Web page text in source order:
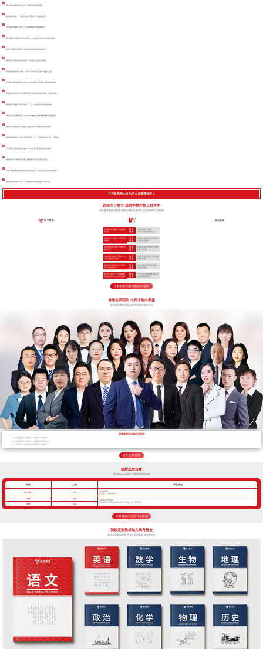
眉山复读报名条件是什么？过来人带你逐条梳理
南充高考复读：一位家长陪女儿再战一年的真实经历
学大复读效果好不好？一位高考失利生的真实转变
眉山复读学校联系方式怎么找？2026年高三复读生的提分真相
四川3万复读学校推荐：如何选对机构实现高效提分？
绵阳高考复读学校如何选择？单科提分关键点全解析
阿坝复读机构排名更新，汶川马尔康高三复读班到底怎么选
泸州民办高考复读班怎么选？2026届学生和家长必看的择校真相
南充高考复读值不值？家长最关心的提分与择校问题，这里有答案
精锐教育复读到底靠不靠谱？一位上海高四家长的真实体验
绵阳公办复读费用多少？2026年考生必看的学费明细与选择建议
德阳全封闭高考复读学校怎么选？2026届家长的真实经验
德阳复读机构怎么选才不会耽误孩子？一位教研组长说出了行业真相
巴中理科生复读班如何选择？2026年理科复读的科学路径
德阳复读学校收费贵不贵？陪读家长算完这笔账沉默了
成都卓越教育复读学校真的能抗压提分？高四生用亲身经历告诉你
绵阳复读预算两万多：一位妈妈从纠结到坚定的心路历程
补习机构那么多为什么只推荐我校？
选择大于努力 选对学校才能上好大学
高考备考院校分两类 深耕川考的高考学校 与其余的中小学机构
其他机构
专注高考应试教学 只招收高
考学生
招 生
范 围
小初高辅导一起做
对高考应试教学不专业
专注高考应试教学 只开设高
考课程
开 设
课 程
根据招生情况 临时决定开设
小初高任意课程
全封闭规范化管理 严抓日常
备考学习
管 理
模 式
非封闭式(或“半封闭式”)管理
非集中式管理
自主研发TLE教学系统 专利
认证 掌握核心技术
教 学
流 程
照搬同行教学流程 学到表面
依葫芦画瓢
高标准校园配套设施 设施齐
全 高考绝不将就
硬 件
设 施
作坊式课堂 硬件条件局限
很多只能将就
两个班主任带一个班加专职
的夜班老师24小时全程陪护
教 学
管 理
一个班主任老师带多个班 无
法做到精细化管理
了解我校与其他机构的差距
省级名师团队 名师才能出高徒
多年高考带班经验 全面掌握高考核心考点
授课教师必须满足的要求
带过多届高三毕业生，了解高考常见问题
对高考考纲深入研究，准确把握高考得分点
所带毕业生高考成绩优异且深受学生喜爱
立即连线名师
我校班型设置
我校TLEscort课程 班课也能因材施教
班型 人数 班型特色
VIP一对一 1人
高考核武器
把握每寸光阴备战高考
小班 8人
超精细化管理模式
我校班课管理模式精细化管控优于常规一对一管理模式
中班 16人
来看看自己适合什么班型
我校定制教材助力高考抢分
多年高考教研成果 艺考生专用教材 精进更科学